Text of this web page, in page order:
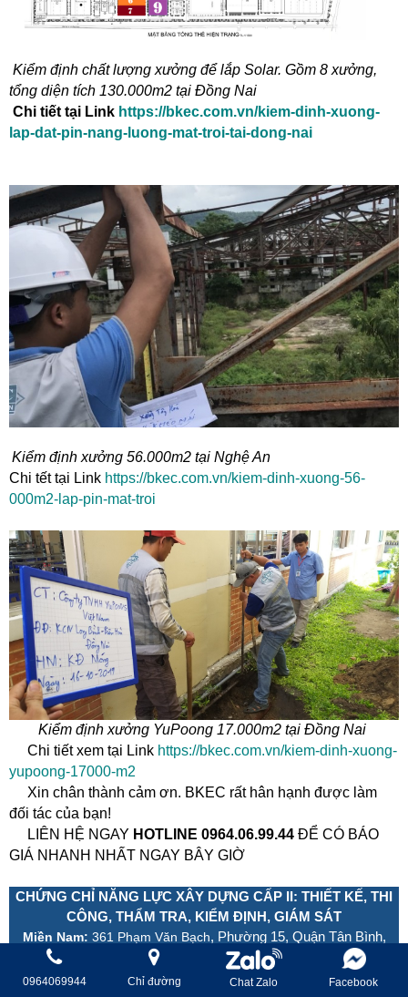
Kiểm định chất lượng xưởng để lắp Solar. Gồm 8 xưởng,
tổng diện tích 130.000m2 tại Đồng Nai
Chi tiết tại Link https://bkec.com.vn/kiem-dinh-xuong-
lap-dat-pin-nang-luong-mat-troi-tai-dong-nai
Kiểm định xưởng 56.000m2 tại Nghệ An
Chi tết tại Link https://bkec.com.vn/kiem-dinh-xuong-56-
000m2-lap-pin-mat-troi
Kiểm định xưởng YuPoong 17.000m2 tại Đồng Nai
Chi tiết xem tại Link https://bkec.com.vn/kiem-dinh-xuong-
yupoong-17000-m2
Xin chân thành cảm ơn. BKEC rất hân hạnh được làm
đối tác của bạn!
LIÊN HỆ NGAY HOTLINE 0964.06.99.44 ĐỂ CÓ BÁO
GIÁ NHANH NHẤT NGAY BÂY GIỜ
CHỨNG CHỈ NĂNG LỰC XÂY DỰNG CẤP II: THIẾT KẾ, THI
CÔNG, THẨM TRA, KIỂM ĐỊNH, GIÁM SÁT
Miền Nam: 361 Phạm Văn Bạch, Phường 15, Quận Tân Bình,
TP.HCM
Miền Tây:86 Nguyễn Trãi, Phường Cái Khế, Quận Ninh Kiều, TP
0964069944 Chỉ đường Chat Zalo Facebook